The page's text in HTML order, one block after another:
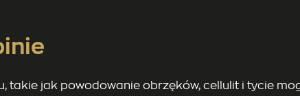
takie jak powodowanie obrzęków, cellulit i tycie